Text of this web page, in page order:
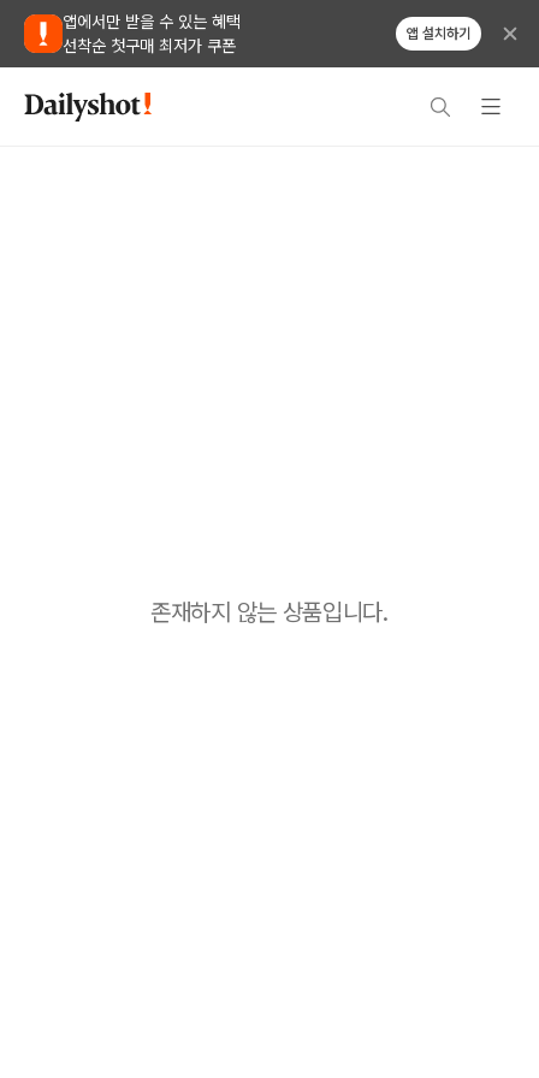
앱에서만 받을 수 있는 혜택
선착순 첫구매 최저가 쿠폰
앱 설치하기
존재하지 않는 상품입니다.